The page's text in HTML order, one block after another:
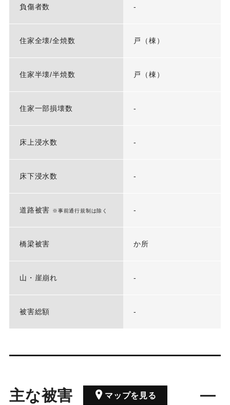
負傷者数 -
住家全壊/全焼数 戸（棟）
住家半壊/半焼数 戸（棟）
住家一部損壊数 -
床上浸水数 -
床下浸水数 -
道路被害 ※事前通行規制は除く -
橋梁被害 か所
山・崖崩れ -
被害総額 -
主な被害 マップを見る